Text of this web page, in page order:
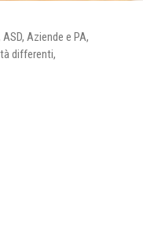
Aziende e PA,
differenti,